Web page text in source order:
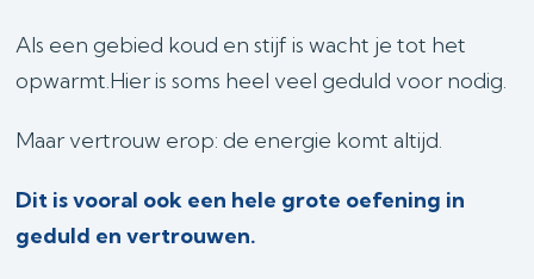
Als een gebied koud en stijf is wacht je tot het
opwarmt.Hier is soms heel veel geduld voor nodig.
Maar vertrouw erop: de energie komt altijd.
Dit is vooral ook een hele grote oefening in
geduld en vertrouwen.